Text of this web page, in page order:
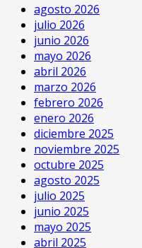
agosto 2026
julio 2026
junio 2026
mayo 2026
abril 2026
marzo 2026
febrero 2026
enero 2026
diciembre 2025
noviembre 2025
octubre 2025
agosto 2025
julio 2025
junio 2025
mayo 2025
abril 2025